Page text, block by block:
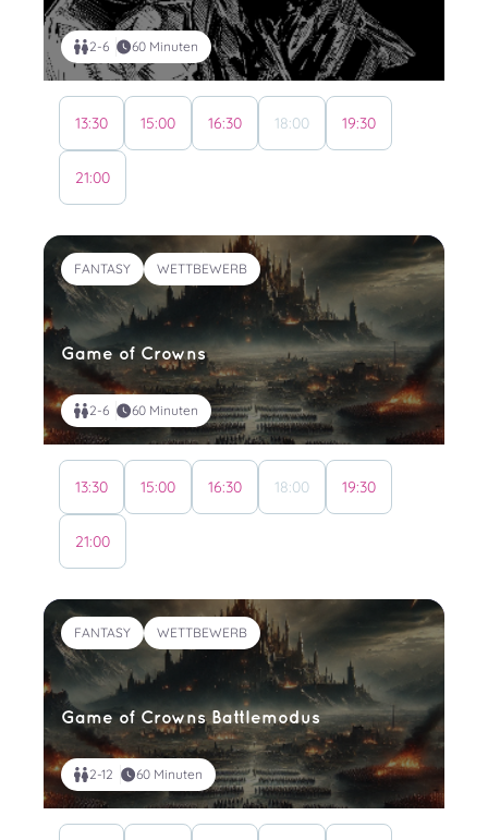
2-6 60 Minuten
13:30 15:00 16:30 18:00 19:30
21:00
FANTASY WETTBEWERB
Game of Crowns
2-6 60 Minuten
13:30 15:00 16:30 18:00 19:30
21:00
FANTASY WETTBEWERB
Game of Crowns Battlemodus
2-12 60 Minuten